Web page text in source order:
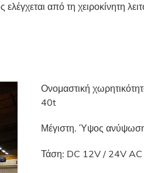
από τη χειροκίνητη
Ονομαστική
40t
Μέγιστη. Ύψος
Τάση: DC 12V / 24V